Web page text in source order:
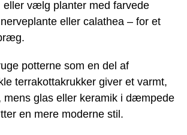
eller vælg planter med farvede
eller calathea – for et
potterne som en del af
terrakottakrukker giver et varmt,
mens glas eller keramik i dæmpede
en mere moderne stil.